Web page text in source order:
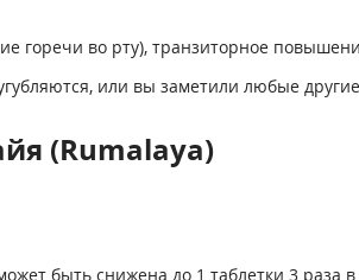
горечи во рту), транзиторное
или вы заметили любые
(Rumalaya)
быть снижена до 1 таблетки 3 раза